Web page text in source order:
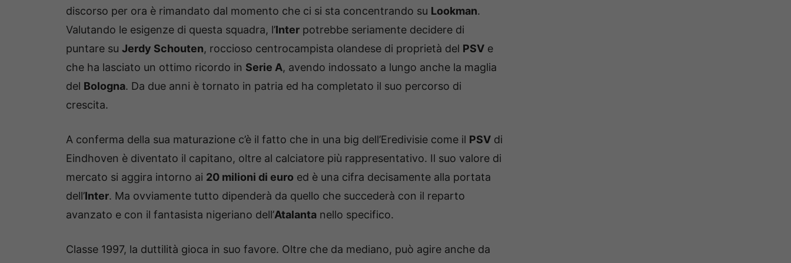
discorso per ora è rimandato dal momento che ci si sta concentrando su Lookman.
Valutando le esigenze di questa squadra, l’Inter potrebbe seriamente decidere di
puntare su Jerdy Schouten, roccioso centrocampista olandese di proprietà del PSV e
che ha lasciato un ottimo ricordo in Serie A, avendo indossato a lungo anche la maglia
del Bologna. Da due anni è tornato in patria ed ha completato il suo percorso di
crescita.
A conferma della sua maturazione c’è il fatto che in una big dell’Eredivisie come il PSV di
Eindhoven è diventato il capitano, oltre al calciatore più rappresentativo. Il suo valore di
mercato si aggira intorno ai 20 milioni di euro ed è una cifra decisamente alla portata
dell’Inter. Ma ovviamente tutto dipenderà da quello che succederà con il reparto
avanzato e con il fantasista nigeriano dell’Atalanta nello specifico.
Classe 1997, la duttilità gioca in suo favore. Oltre che da mediano, può agire anche da